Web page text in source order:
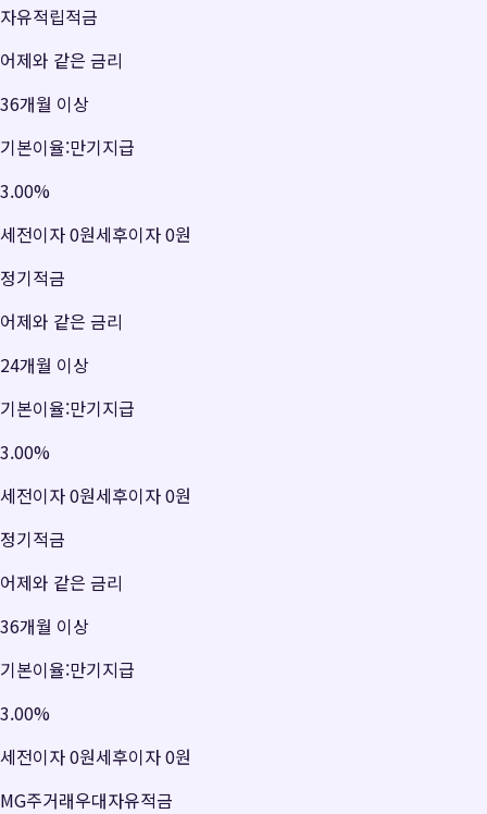
자유적립적금
어제와 같은 금리
36개월 이상
기본이율:만기지급
3.00%
세전이자0원세후이자0원
정기적금
어제와 같은 금리
24개월 이상
기본이율:만기지급
3.00%
세전이자0원세후이자0원
정기적금
어제와 같은 금리
36개월 이상
기본이율:만기지급
3.00%
세전이자0원세후이자0원
MG주거래우대자유적금